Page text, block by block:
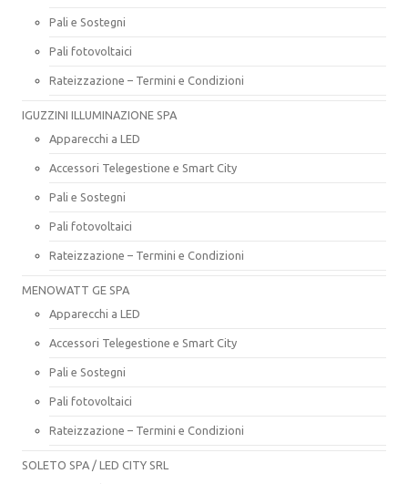
Pali e Sostegni
Pali fotovoltaici
Rateizzazione – Termini e Condizioni
IGUZZINI ILLUMINAZIONE SPA
Apparecchi a LED
Accessori Telegestione e Smart City
Pali e Sostegni
Pali fotovoltaici
Rateizzazione – Termini e Condizioni
MENOWATT GE SPA
Apparecchi a LED
Accessori Telegestione e Smart City
Pali e Sostegni
Pali fotovoltaici
Rateizzazione – Termini e Condizioni
SOLETO SPA / LED CITY SRL